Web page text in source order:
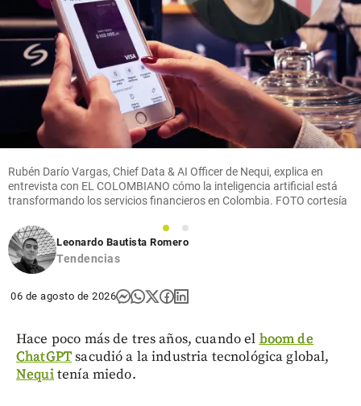
emisiones
de ceniza
en el
volcán
Puracé:
así está la
situación
con la
alerta
share
Rubén Darío Vargas, Chief Data & AI Officer de Nequi, explica en
entrevista con EL COLOMBIANO cómo la inteligencia artificial está
transformando los servicios financieros en Colombia. FOTO cortesía
1
2
Leonardo Bautista Romero
Tendencias
06 de agosto de 2026
Hace poco más de tres años, cuando el boom de
ChatGPTsacudió a la industria tecnológica global,
Nequitenía miedo.